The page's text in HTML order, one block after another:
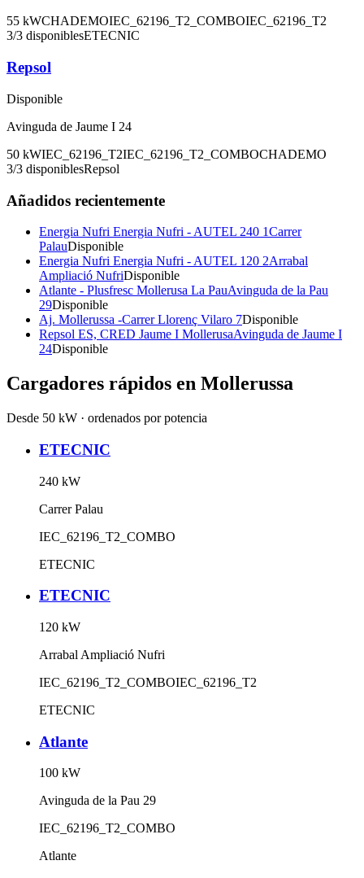
55 kWCHADEMOIEC_62196_T2_COMBOIEC_62196_T2
3/3 disponiblesETECNIC
Repsol
Disponible
Avinguda de Jaume I 24
50 kWIEC_62196_T2IEC_62196_T2_COMBOCHADEMO
3/3 disponiblesRepsol
Añadidos recientemente
Energia Nufri Energia Nufri - AUTEL 240 1Carrer
PalauDisponible
Energia Nufri Energia Nufri - AUTEL 120 2Arrabal
Ampliació NufriDisponible
Atlante - Plusfresc Mollerusa La PauAvinguda de la Pau
29Disponible
Aj. Mollerussa -Carrer Llorenç Vilaro 7Disponible
Repsol ES, CRED Jaume I MollerusaAvinguda de Jaume I
24Disponible
Cargadores rápidos en Mollerussa
Desde 50 kW · ordenados por potencia
ETECNIC
240 kW
Carrer Palau
IEC_62196_T2_COMBO
ETECNIC
ETECNIC
120 kW
Arrabal Ampliació Nufri
IEC_62196_T2_COMBOIEC_62196_T2
ETECNIC
Atlante
100 kW
Avinguda de la Pau 29
IEC_62196_T2_COMBO
Atlante